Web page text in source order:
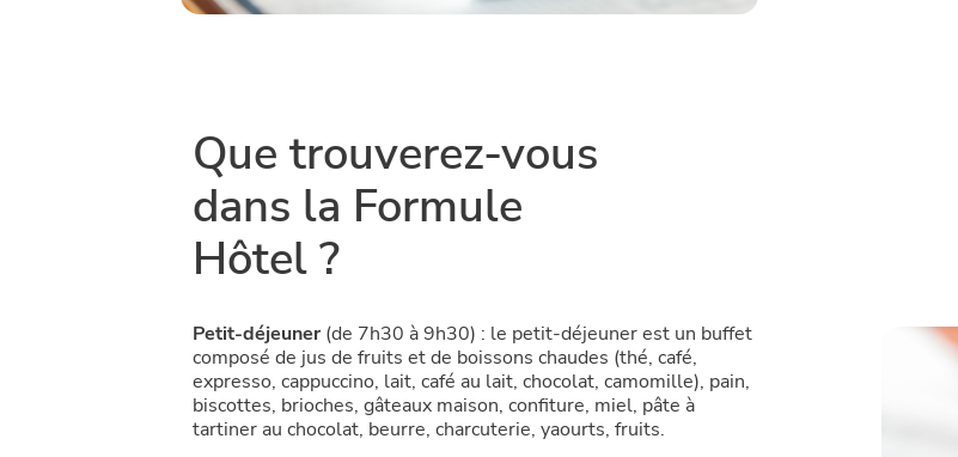
Que trouverez-vous
dans la Formule
Hôtel ?
Petit-déjeuner (de 7h30 à 9h30) : le petit-déjeuner est un buffet
composé de jus de fruits et de boissons chaudes (thé, café,
expresso, cappuccino, lait, café au lait, chocolat, camomille), pain,
biscottes, brioches, gâteaux maison, confiture, miel, pâte à
tartiner au chocolat, beurre, charcuterie, yaourts, fruits.